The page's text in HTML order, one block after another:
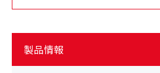
製品情報